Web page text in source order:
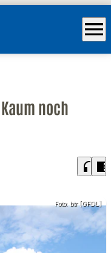
menu
noch
headphones chrome_reader_mode
Foto: btr [GFDL]